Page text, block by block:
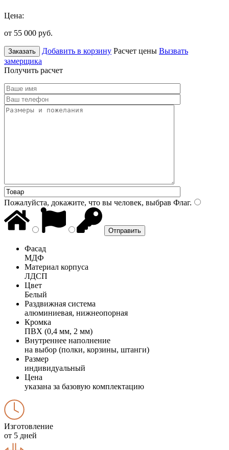
Цена:
от 55 000 руб.
Заказать Добавить в корзину Расчет цены Вызвать
замерщика
Получить расчет
Пожалуйста, докажите, что вы человек, выбрав Флаг.
Фасад
МДФ
Материал корпуса
ЛДСП
Цвет
Белый
Раздвижная система
алюминиевая, нижнеопорная
Кромка
ПВХ (0,4 мм, 2 мм)
Внутреннее наполнение
на выбор (полки, корзины, штанги)
Размер
индивидуальный
Цена
указана за базовую комплектацию
Изготовление
от 5 дней